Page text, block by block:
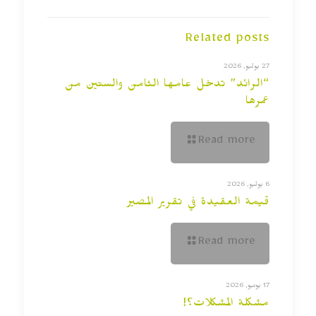
Related posts
27 يوليو, 2026
“الرائد” تدخل عامها الثامن والستين من
عمرها
Read more
6 يوليو, 2026
قيمة العقيدة في تقرير المصير
Read more
17 يونيو, 2026
مشكلة المشكلات؟!